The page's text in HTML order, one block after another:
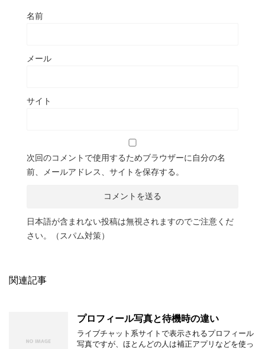
名前
メール
サイト
次回のコメントで使用するためブラウザーに自分の名
前、メールアドレス、サイトを保存する。
日本語が含まれない投稿は無視されますのでご注意くだ
さい。（スパム対策）
関連記事
プロフィール写真と待機時の違い
ライブチャット系サイトで表示されるプロフィール
写真ですが、ほとんどの人は補正アプリなどを使っ